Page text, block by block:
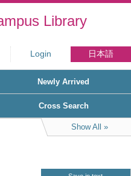
Library
Login 日本語
Newly Arrived
Cross Search
Show All